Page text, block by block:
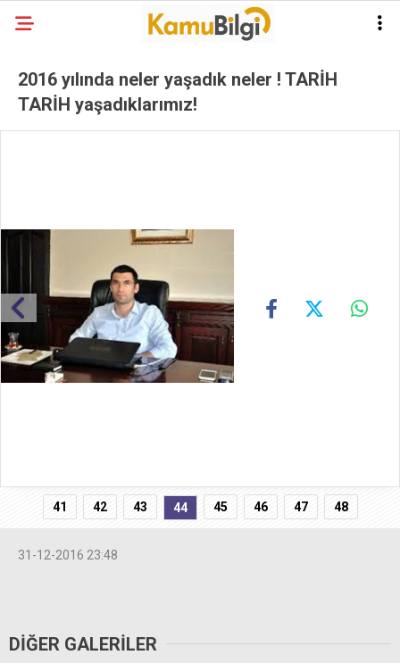
2016 yılında neler yaşadık neler ! TARİH
TARİH yaşadıklarımız!
41 42 43 44 45 46 47 48
31-12-2016 23:48
DİĞER GALERİLER